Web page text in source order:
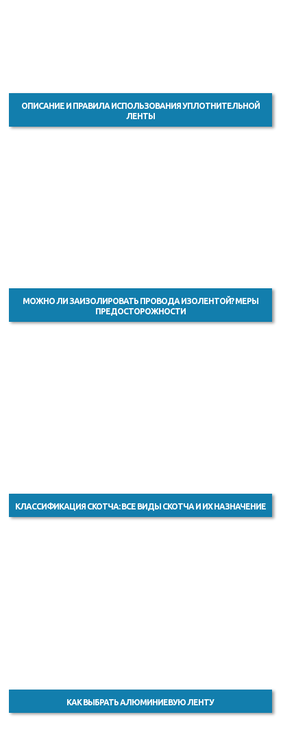
ОПИСАНИЕ И ПРАВИЛА ИСПОЛЬЗОВАНИЯ УПЛОТНИТЕЛЬНОЙ
ЛЕНТЫ
МОЖНО ЛИ ЗАИЗОЛИРОВАТЬ ПРОВОДА ИЗОЛЕНТОЙ? МЕРЫ
ПРЕДОСТОРОЖНОСТИ
КЛАССИФИКАЦИЯ СКОТЧА: ВСЕ ВИДЫ СКОТЧА И ИХ НАЗНАЧЕНИЕ
КАК ВЫБРАТЬ АЛЮМИНИЕВУЮ ЛЕНТУ